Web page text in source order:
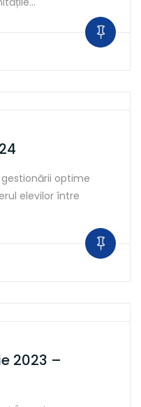
optime
elevilor între
2023 –